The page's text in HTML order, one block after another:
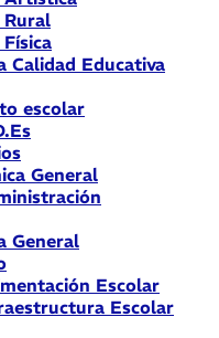
Rural
Calidad Educativa
escolar
General
General
Escolar
Escolar